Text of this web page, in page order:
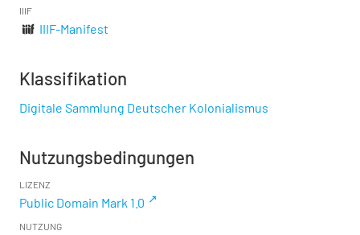
IIIF
IIIF-Manifest
Klassifikation
Digitale Sammlung Deutscher Kolonialismus
Nutzungsbedingungen
LIZENZ
Public Domain Mark 1.0
NUTZUNG